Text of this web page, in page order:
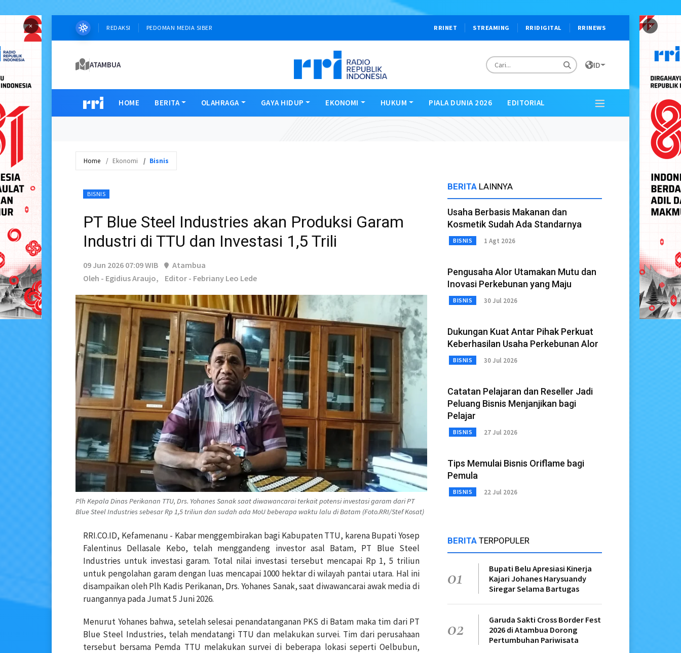
× ×
REDAKSI PEDOMAN MEDIA SIBER RRINET STREAMING RRIDIGITAL RRINEWS
ATAMBUA ID
HOME BERITA OLAHRAGA GAYA HIDUP EKONOMI HUKUM PIALA DUNIA 2026 EDITORIAL
Home Ekonomi Bisnis
BISNIS
PT Blue Steel Industries akan Produksi Garam
Industri di TTU dan Investasi 1,5 Trili
09 Jun 2026 07:09 WIB
Atambua
Oleh - Egidius Araujo,
Editor - Febriany Leo Lede
Plh Kepala Dinas Perikanan TTU, Drs. Yohanes Sanak saat diwawancarai terkait potensi investasi garam dari PT
Blue Steel Industries sebesar Rp 1,5 triliun dan sudah ada MoU beberapa waktu lalu di Batam (Foto.RRI/Stef Kosat)
RRI.CO.ID, Kefamenanu - Kabar menggembirakan bagi Kabupaten TTU, karena Bupati Yosep
Falentinus Dellasale Kebo, telah menggandeng investor asal Batam, PT Blue Steel
Industries untuk investasi garam. Total nilai investasi tersebut mencapai Rp 1, 5 triliun
untuk pengolahan garam dengan luas mencapai 1000 hektar di wilayah pantai utara. Hal ini
disampaikan oleh Plh Kadis Perikanan, Drs. Yohanes Sanak, saat diwawancarai awak media di
ruangannya pada Jumat 5 Juni 2026.
Menurut Yohanes bahwa, setelah selesai penandatanganan PKS di Batam maka tim dari PT
Blue Steel Industries, telah mendatangi TTU dan melakukan survei. Tim dari perusahaan
tersebut bersama Pemda TTU melakukan survei di beberapa lokasi seperti Oelbubun,
BERITA LAINNYA
Usaha Berbasis Makanan dan
Kosmetik Sudah Ada Standarnya
BISNIS 1 Agt 2026
Pengusaha Alor Utamakan Mutu dan
Inovasi Perkebunan yang Maju
BISNIS 30 Jul 2026
Dukungan Kuat Antar Pihak Perkuat
Keberhasilan Usaha Perkebunan Alor
BISNIS 30 Jul 2026
Catatan Pelajaran dan Reseller Jadi
Peluang Bisnis Menjanjikan bagi
Pelajar
BISNIS 27 Jul 2026
Tips Memulai Bisnis Oriflame bagi
Pemula
BISNIS 22 Jul 2026
BERITA TERPOPULER
01
Bupati Belu Apresiasi Kinerja
Kajari Johanes Harysuandy
Siregar Selama Bartugas
02
Garuda Sakti Cross Border Fest
2026 di Atambua Dorong
Pertumbuhan Pariwisata